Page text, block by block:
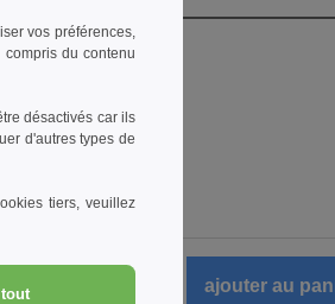
vos préférences,
du contenu
désactivés car ils
d'autres types de
tiers, veuillez